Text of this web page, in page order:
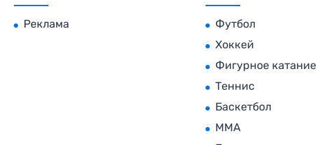
Реклама
Футбол
Хоккей
Фигурное катание
Теннис
Баскетбол
MMA